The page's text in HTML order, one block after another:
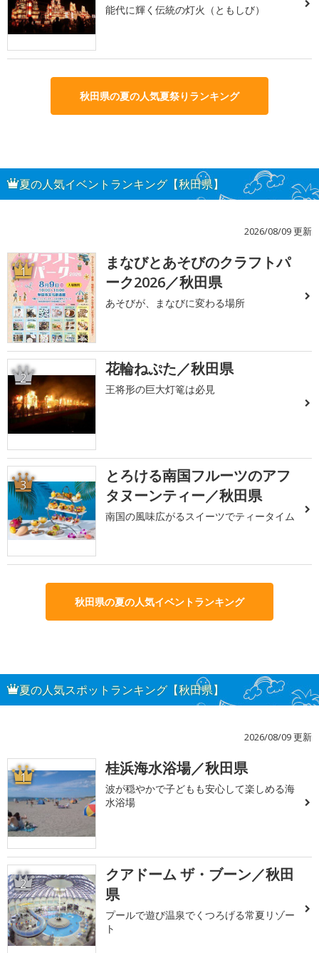
能代に輝く伝統の灯火（ともしび）
秋田県の夏の人気夏祭りランキング
夏の人気イベントランキング【秋田県】
2026/08/09 更新
1
まなびとあそびのクラフトパ
ーク2026／秋田県
あそびが、まなびに変わる場所
2 花輪ねぷた／秋田県
王将形の巨大灯篭は必見
3
とろける南国フルーツのアフ
タヌーンティー／秋田県
南国の風味広がるスイーツでティータイム
秋田県の夏の人気イベントランキング
夏の人気スポットランキング【秋田県】
2026/08/09 更新
1 桂浜海水浴場／秋田県
波が穏やかで子どもも安心して楽しめる海
水浴場
2
クアドーム ザ・ブーン／秋田
県
プールで遊び温泉でくつろげる常夏リゾー
ト